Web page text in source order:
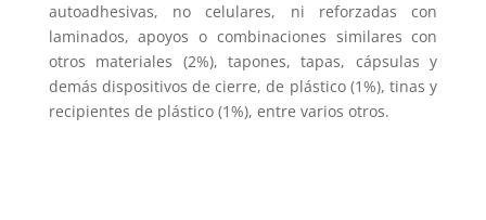
autoadhesivas, no celulares, ni reforzadas con
laminados, apoyos o combinaciones similares con
otros materiales (2%), tapones, tapas, cápsulas y
demás dispositivos de cierre, de plástico (1%), tinas y
recipientes de plástico (1%), entre varios otros.